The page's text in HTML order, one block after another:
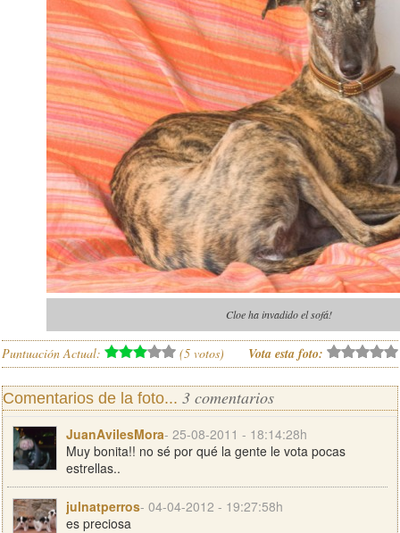
Cloe ha invadido el sofá!
Puntuación Actual: (5 votos) Vota esta foto:
Comentarios de la foto... 3 comentarios
JuanAvilesMora- 25-08-2011 - 18:14:28h
Muy bonita!! no sé por qué la gente le vota pocas
estrellas..
julnatperros- 04-04-2012 - 19:27:58h
es preciosa